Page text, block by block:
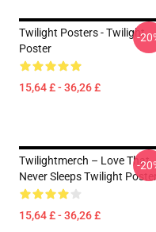
Twilight Posters - Twilight
Poster
15,64 £ - 36,26 £
-
Twilightmerch – Love That
Never Sleeps Twilight
15,64 £ - 36,26 £
-